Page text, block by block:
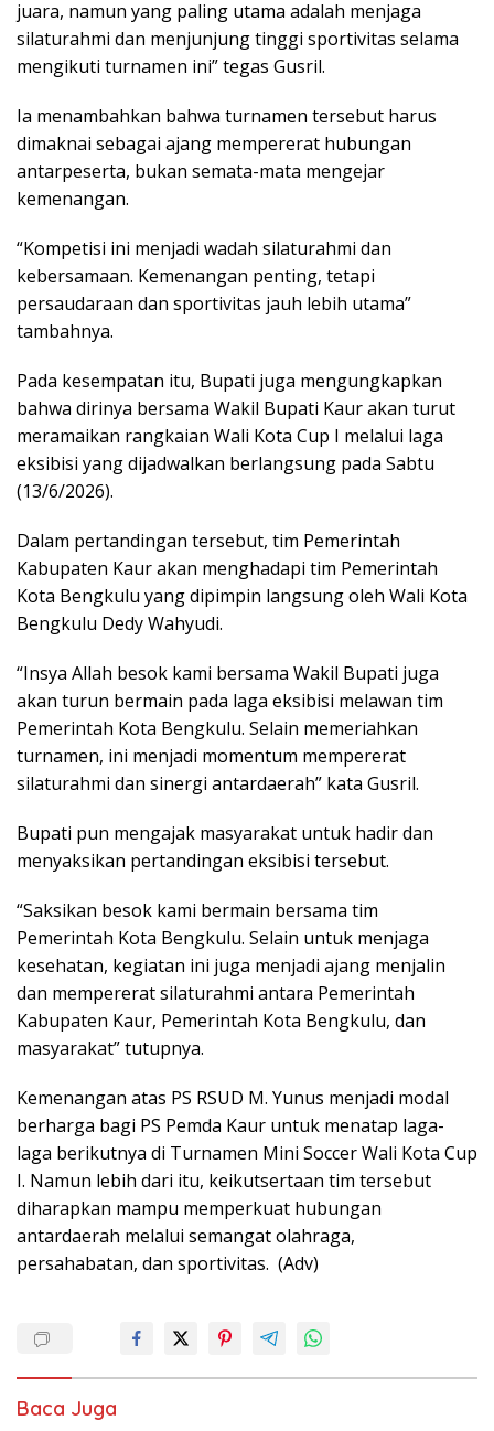
juara, namun yang paling utama adalah menjaga
silaturahmi dan menjunjung tinggi sportivitas selama
mengikuti turnamen ini” tegas Gusril.
Ia menambahkan bahwa turnamen tersebut harus
dimaknai sebagai ajang mempererat hubungan
antarpeserta, bukan semata-mata mengejar
kemenangan.
“Kompetisi ini menjadi wadah silaturahmi dan
kebersamaan. Kemenangan penting, tetapi
persaudaraan dan sportivitas jauh lebih utama”
tambahnya.
Pada kesempatan itu, Bupati juga mengungkapkan
bahwa dirinya bersama Wakil Bupati Kaur akan turut
meramaikan rangkaian Wali Kota Cup I melalui laga
eksibisi yang dijadwalkan berlangsung pada Sabtu
(13/6/2026).
Dalam pertandingan tersebut, tim Pemerintah
Kabupaten Kaur akan menghadapi tim Pemerintah
Kota Bengkulu yang dipimpin langsung oleh Wali Kota
Bengkulu Dedy Wahyudi.
“Insya Allah besok kami bersama Wakil Bupati juga
akan turun bermain pada laga eksibisi melawan tim
Pemerintah Kota Bengkulu. Selain memeriahkan
turnamen, ini menjadi momentum mempererat
silaturahmi dan sinergi antardaerah” kata Gusril.
Bupati pun mengajak masyarakat untuk hadir dan
menyaksikan pertandingan eksibisi tersebut.
“Saksikan besok kami bermain bersama tim
Pemerintah Kota Bengkulu. Selain untuk menjaga
kesehatan, kegiatan ini juga menjadi ajang menjalin
dan mempererat silaturahmi antara Pemerintah
Kabupaten Kaur, Pemerintah Kota Bengkulu, dan
masyarakat” tutupnya.
Kemenangan atas PS RSUD M. Yunus menjadi modal
berharga bagi PS Pemda Kaur untuk menatap laga-
laga berikutnya di Turnamen Mini Soccer Wali Kota Cup
I. Namun lebih dari itu, keikutsertaan tim tersebut
diharapkan mampu memperkuat hubungan
antardaerah melalui semangat olahraga,
persahabatan, dan sportivitas. (Adv)
Baca Juga